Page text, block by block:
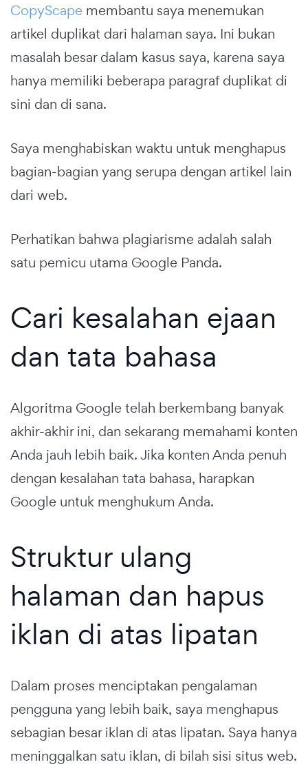
CopyScape membantu saya menemukan
artikel duplikat dari halaman saya. Ini bukan
masalah besar dalam kasus saya, karena saya
hanya memiliki beberapa paragraf duplikat di
sini dan di sana.
Saya menghabiskan waktu untuk menghapus
bagian-bagian yang serupa dengan artikel lain
dari web.
Perhatikan bahwa plagiarisme adalah salah
satu pemicu utama Google Panda.
Cari kesalahan ejaan
dan tata bahasa
Algoritma Google telah berkembang banyak
akhir-akhir ini, dan sekarang memahami konten
Anda jauh lebih baik. Jika konten Anda penuh
dengan kesalahan tata bahasa, harapkan
Google untuk menghukum Anda.
Struktur ulang
halaman dan hapus
iklan di atas lipatan
Dalam proses menciptakan pengalaman
pengguna yang lebih baik, saya menghapus
sebagian besar iklan di atas lipatan. Saya hanya
meninggalkan satu iklan, di bilah sisi situs web.